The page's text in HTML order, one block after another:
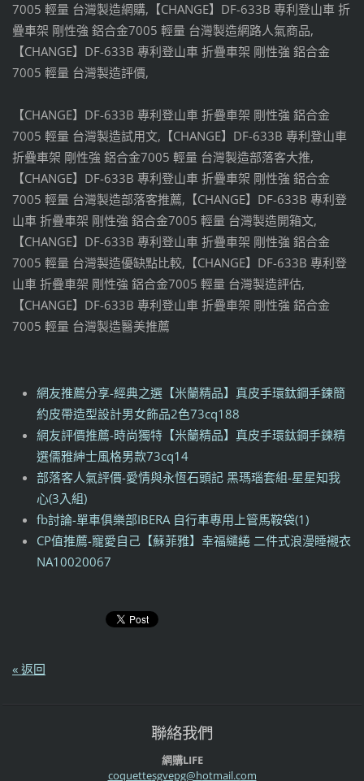
7005 輕量 台灣製造網購,【CHANGE】DF-633B 專利登山車 折
疊車架 剛性強 鋁合金7005 輕量 台灣製造網路人氣商品,
【CHANGE】DF-633B 專利登山車 折疊車架 剛性強 鋁合金
7005 輕量 台灣製造評價,
【CHANGE】DF-633B 專利登山車 折疊車架 剛性強 鋁合金
7005 輕量 台灣製造試用文,【CHANGE】DF-633B 專利登山車
折疊車架 剛性強 鋁合金7005 輕量 台灣製造部落客大推,
【CHANGE】DF-633B 專利登山車 折疊車架 剛性強 鋁合金
7005 輕量 台灣製造部落客推薦,【CHANGE】DF-633B 專利登
山車 折疊車架 剛性強 鋁合金7005 輕量 台灣製造開箱文,
【CHANGE】DF-633B 專利登山車 折疊車架 剛性強 鋁合金
7005 輕量 台灣製造優缺點比較,【CHANGE】DF-633B 專利登
山車 折疊車架 剛性強 鋁合金7005 輕量 台灣製造評估,
【CHANGE】DF-633B 專利登山車 折疊車架 剛性強 鋁合金
7005 輕量 台灣製造醫美推薦
網友推薦分享-經典之選【米蘭精品】真皮手環鈦鋼手鍊簡
約皮帶造型設計男女飾品2色73cq188
網友評價推薦-時尚獨特【米蘭精品】真皮手環鈦鋼手鍊精
選儒雅紳士風格男款73cq14
部落客人氣評價-愛情與永恆石頭記 黑瑪瑙套組-星星知我
心(3入組)
fb討論-單車俱樂部IBERA 自行車專用上管馬鞍袋(1)
CP值推薦-寵愛自己【蘇菲雅】幸福繾綣 二件式浪漫睡襯衣
NA10020067
« 返回
聯絡我們
網購LIFE
coquettesgvepg@hotmail.com